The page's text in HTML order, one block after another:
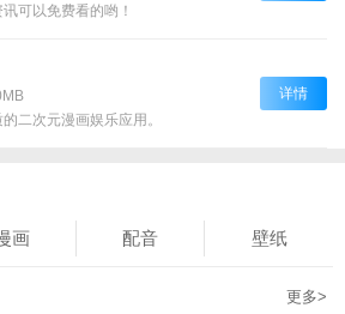
可以免费看的哟！
二次元漫画娱乐应用。
详情
画 配音 壁纸
更多>